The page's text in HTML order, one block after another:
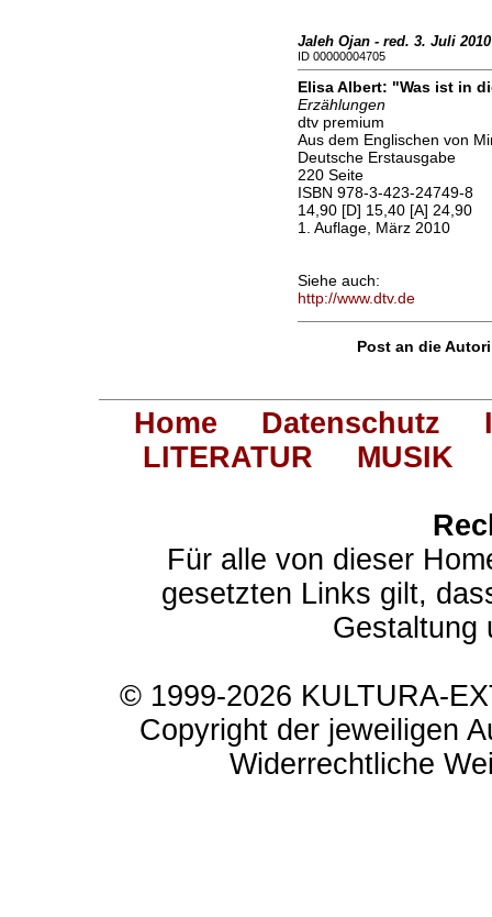
Jaleh Ojan - red. 3. Juli 2010
ID 00000004705
Elisa Albert: "Was ist in
Erzählungen
dtv premium
Aus dem Englischen von
Deutsche Erstausgabe
220 Seite
ISBN 978-3-423-24749-8
14,90 [D] 15,40 [A] 24,90
1. Auflage, März 2010
Siehe auch:
http://www.dtv.de
Post an die
Home Datenschutz
LITERATUR
MUSIK
Für alle von dieser
gesetzten Links gilt,
Gestaltung
© 1999-2026 KULTURA-
Copyright der jeweiligen
Widerrechtliche